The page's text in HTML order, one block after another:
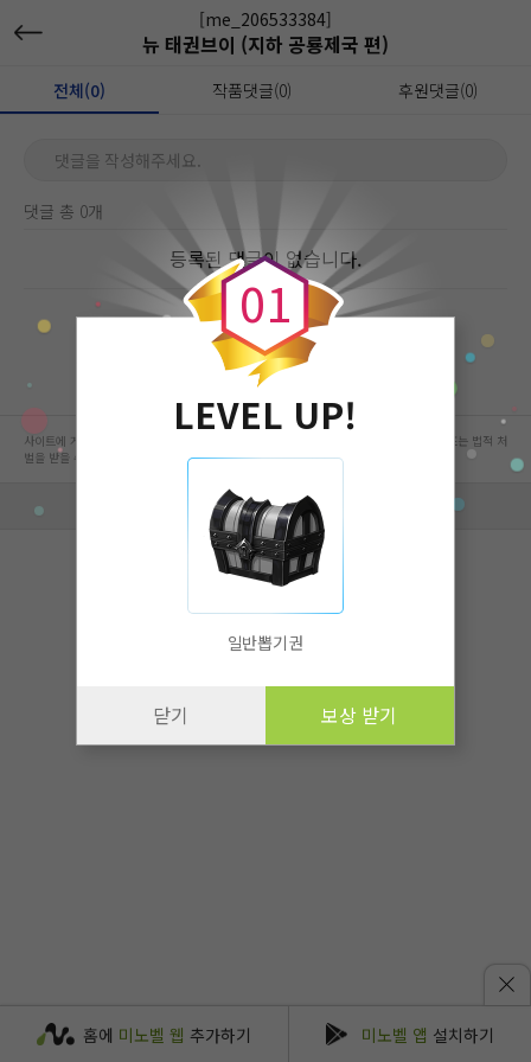
[me_206533384]
뉴 태권브이 (지하 공룡제국 편)
전체(0) 작품댓글(0) 후원댓글(0)
댓글을 작성해주세요.
댓글 총 0개
등록된 댓글이 없습니다.
0
0
1
LEVEL UP!
일반뽑기권
닫기 보상 받기
홈에 미노벨 웹 추가하기 미노벨 앱 설치하기
사이트에 게시된 컨텐츠는 저작권자의 권리가 있는 컨텐츠로서 무단 복제, 전송, 수정, 배포는 법적 처
벌을 받을 수 있습니다.
회사 정보 자세히 보기